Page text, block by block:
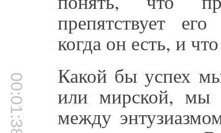
препятствует
когда он есть, и
00:01:38 Какой бы успех
или мирской, мы
между